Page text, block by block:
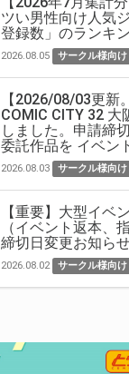
ツい男性向け人気
登録数」のランキ
2026.08.05 サークル様向け
【2026/08/03更新
COMIC CITY 32
しました。申請締
委託作品を イベン
2026.08.03 サークル様向け
【重要】大型イベ
（イベント返本、
締切日変更お知ら
2026.08.02 サークル様向け